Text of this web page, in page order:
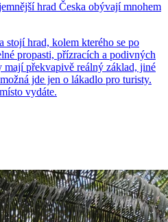
hrad Česka obývají mnohem
hrad, kolem kterého se po
propasti, přízracích a podivných
mají překvapivě reálný základ, jiné
jde jen o lákadlo pro turisty.
vydáte.